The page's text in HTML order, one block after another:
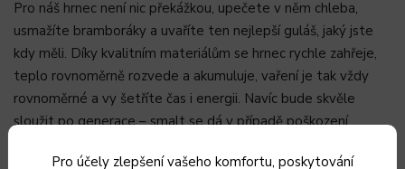
Pro účely zlepšení vašeho komfortu, poskytování
Pro náš hrnec není nic překážkou, upečete v něm chleba,
usmažíte bramboráky a uvaříte ten nejlepší guláš, jaký jste
kdy měli. Díky kvalitním materiálům se hrnec rychle zahřeje,
teplo rovnoměrně rozvede a akumuluje, vaření je tak vždy
rovnoměrné a vy šetříte čas i energii. Navíc bude skvěle
sloužit po generace – smalt se dá v případě poškození